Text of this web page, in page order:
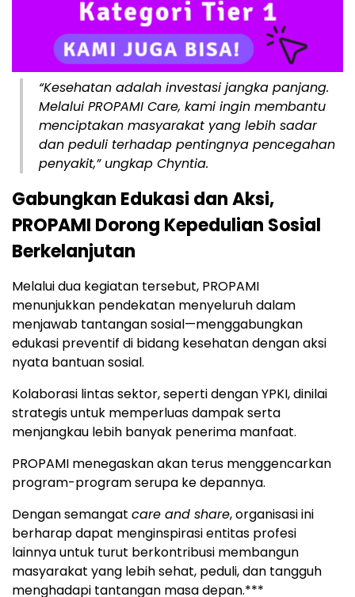
“Kesehatan adalah investasi jangka panjang.
Melalui PROPAMI Care, kami ingin membantu
menciptakan masyarakat yang lebih sadar
dan peduli terhadap pentingnya pencegahan
penyakit,” ungkap Chyntia.
Gabungkan Edukasi dan Aksi,
PROPAMI Dorong Kepedulian Sosial
Berkelanjutan
Melalui dua kegiatan tersebut, PROPAMI
menunjukkan pendekatan menyeluruh dalam
menjawab tantangan sosial—menggabungkan
edukasi preventif di bidang kesehatan dengan aksi
nyata bantuan sosial.
Kolaborasi lintas sektor, seperti dengan YPKI, dinilai
strategis untuk memperluas dampak serta
menjangkau lebih banyak penerima manfaat.
PROPAMI menegaskan akan terus menggencarkan
program-program serupa ke depannya.
Dengan semangat care and share, organisasi ini
berharap dapat menginspirasi entitas profesi
lainnya untuk turut berkontribusi membangun
masyarakat yang lebih sehat, peduli, dan tangguh
menghadapi tantangan masa depan.***